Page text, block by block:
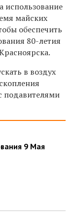
использование
майских
обеспечить
80-летия
в воздух
подавителями
9 Мая